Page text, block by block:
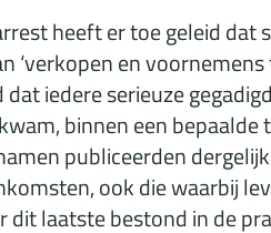
heeft er toe geleid dat
‘verkopen en
iedere serieuze
binnen een
publiceerden
ook die waarbij
dit laatste bestond in de